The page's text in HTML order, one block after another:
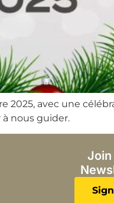
2025, avec une
nous guider.
Join